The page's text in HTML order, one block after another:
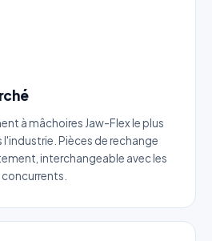
à mâchoires Jaw-Flex le plus
Pièces de rechange
interchangeable avec les